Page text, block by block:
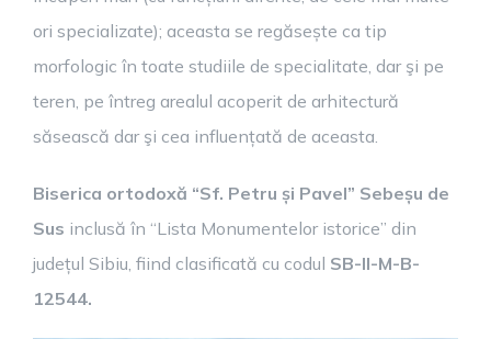
ori specializate); aceasta se regăsește ca tip
morfologic în toate studiile de specialitate, dar şi pe
teren, pe întreg arealul acoperit de arhitectură
săsească dar şi cea influențată de aceasta.
Biserica ortodoxă “Sf. Petru și Pavel” Sebeșu de
Sus inclusă în “Lista Monumentelor istorice” din
județul Sibiu, fiind clasificată cu codul SB-II-M-B-
12544.